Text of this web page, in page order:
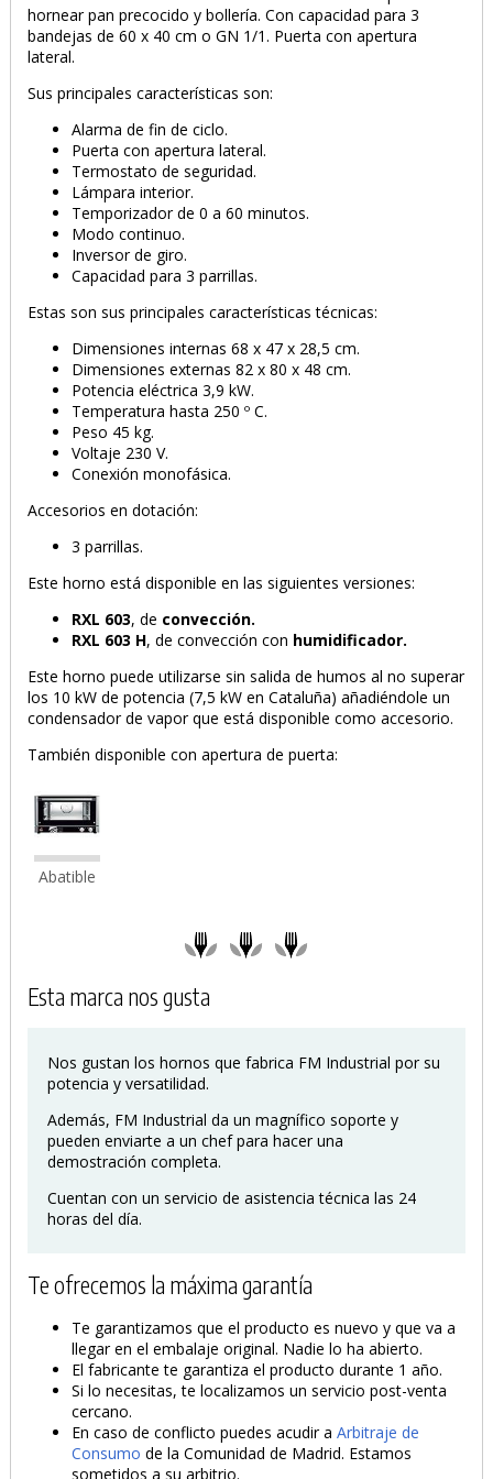
PRODUCTO AÑADIDO AL CARRITO
hornear pan precocido y bollería. Con capacidad para 3
bandejas de 60 x 40 cm o GN 1/1. Puerta con apertura
lateral.
Sus principales características son:
Alarma de fin de ciclo.
Puerta con apertura lateral.
Termostato de seguridad.
Lámpara interior.
Temporizador de 0 a 60 minutos.
Modo continuo.
Inversor de giro.
Capacidad para 3 parrillas.
Estas son sus principales características técnicas:
Dimensiones internas 68 x 47 x 28,5 cm.
Dimensiones externas 82 x 80 x 48 cm.
Potencia eléctrica 3,9 kW.
Temperatura hasta 250 º C.
Peso 45 kg.
Voltaje 230 V.
Conexión monofásica.
Accesorios en dotación:
3 parrillas.
Este horno está disponible en las siguientes versiones:
RXL 603, de convección.
RXL 603 H, de convección con humidificador.
Este horno puede utilizarse sin salida de humos al no superar
los 10 kW de potencia (7,5 kW en Cataluña) añadiéndole un
condensador de vapor que está disponible como accesorio.
También disponible con apertura de puerta:
Abatible
Esta marca nos gusta
Nos gustan los hornos que fabrica FM Industrial por su
potencia y versatilidad.
Además, FM Industrial da un magnífico soporte y
pueden enviarte a un chef para hacer una
demostración completa.
Cuentan con un servicio de asistencia técnica las 24
horas del día.
Te ofrecemos la máxima garantía
Te garantizamos que el producto es nuevo y que va a
llegar en el embalaje original. Nadie lo ha abierto.
El fabricante te garantiza el producto durante 1 año.
Si lo necesitas, te localizamos un servicio post-venta
cercano.
En caso de conflicto puedes acudir aArbitraje de
Consumo de la Comunidad de Madrid. Estamos
sometidos a su arbitrio.